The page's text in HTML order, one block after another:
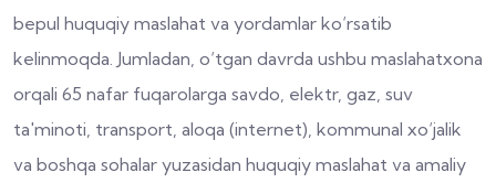
bepul huquqiy maslahat va yordamlar ko‘rsatib
kelinmoqda. Jumladan, o‘tgan davrda ushbu maslahatxona
orqali 65 nafar fuqarolarga savdo, elektr, gaz, suv
ta'minoti, transport, aloqa (internet), kommunal xo‘jalik
va boshqa sohalar yuzasidan huquqiy maslahat va amaliy